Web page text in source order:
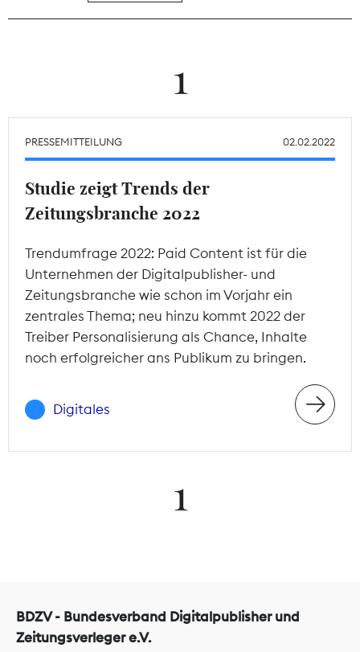
1
PRESSEMITTEILUNG 02.02.2022
Studie zeigt Trends der
Zeitungsbranche 2022
Trendumfrage 2022: Paid Content ist für die
Unternehmen der Digitalpublisher- und
Zeitungsbranche wie schon im Vorjahr ein
zentrales Thema; neu hinzu kommt 2022 der
Treiber Personalisierung als Chance, Inhalte
noch erfolgreicher ans Publikum zu bringen.
Digitales
1
BDZV - Bundesverband Digitalpublisher und
Zeitungsverleger e.V.